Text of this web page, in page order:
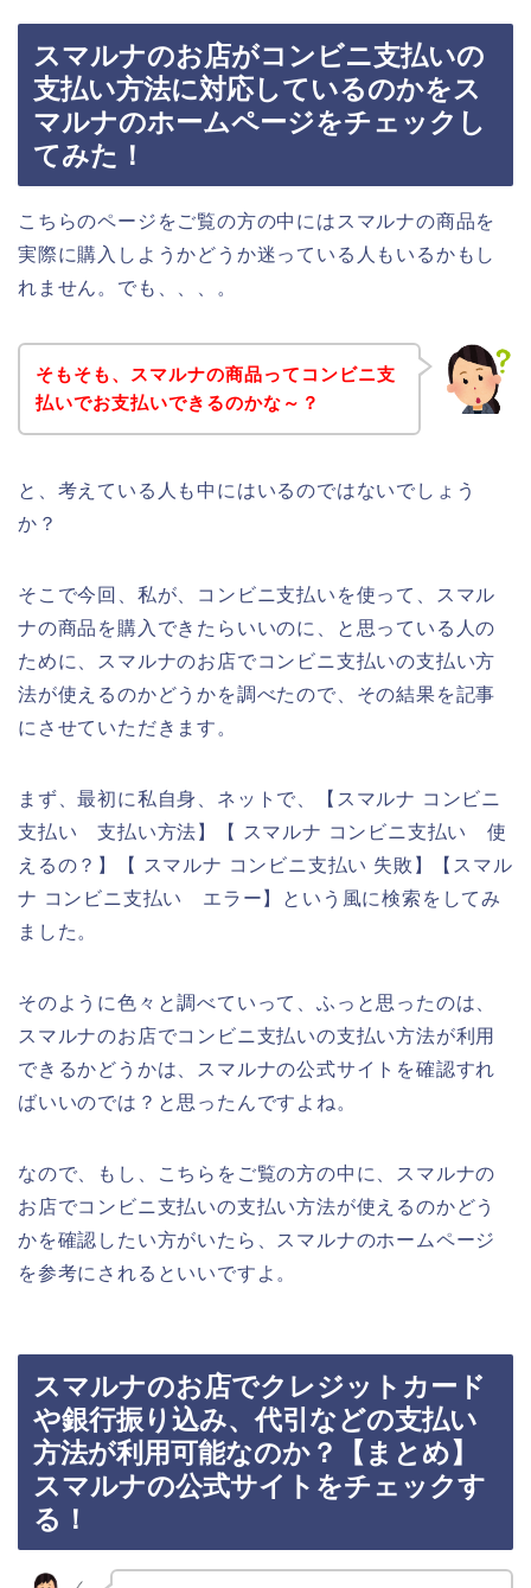
スマルナのお店がコンビニ支払いの
支払い方法に対応しているのかをス
マルナのホームページをチェックし
てみた！
こちらのページをご覧の方の中にはスマルナの商品を
実際に購入しようかどうか迷っている人もいるかもし
れません。でも、、、。
そもそも、スマルナの商品ってコンビニ支
払いでお支払いできるのかな～？
と、考えている人も中にはいるのではないでしょう
か？
そこで今回、私が、コンビニ支払いを使って、スマル
ナの商品を購入できたらいいのに、と思っている人の
ために、スマルナのお店でコンビニ支払いの支払い方
法が使えるのかどうかを調べたので、その結果を記事
にさせていただきます。
まず、最初に私自身、ネットで、【スマルナ コンビニ
支払い 支払い方法】【 スマルナ コンビニ支払い 使
えるの？】【 スマルナ コンビニ支払い 失敗】【スマル
ナ コンビニ支払い エラー】という風に検索をしてみ
ました。
そのように色々と調べていって、ふっと思ったのは、
スマルナのお店でコンビニ支払いの支払い方法が利用
できるかどうかは、スマルナの公式サイトを確認すれ
ばいいのでは？と思ったんですよね。
なので、もし、こちらをご覧の方の中に、スマルナの
お店でコンビニ支払いの支払い方法が使えるのかどう
かを確認したい方がいたら、スマルナのホームページ
を参考にされるといいですよ。
スマルナのお店でクレジットカード
や銀行振り込み、代引などの支払い
方法が利用可能なのか？【まとめ】
スマルナの公式サイトをチェックす
る！